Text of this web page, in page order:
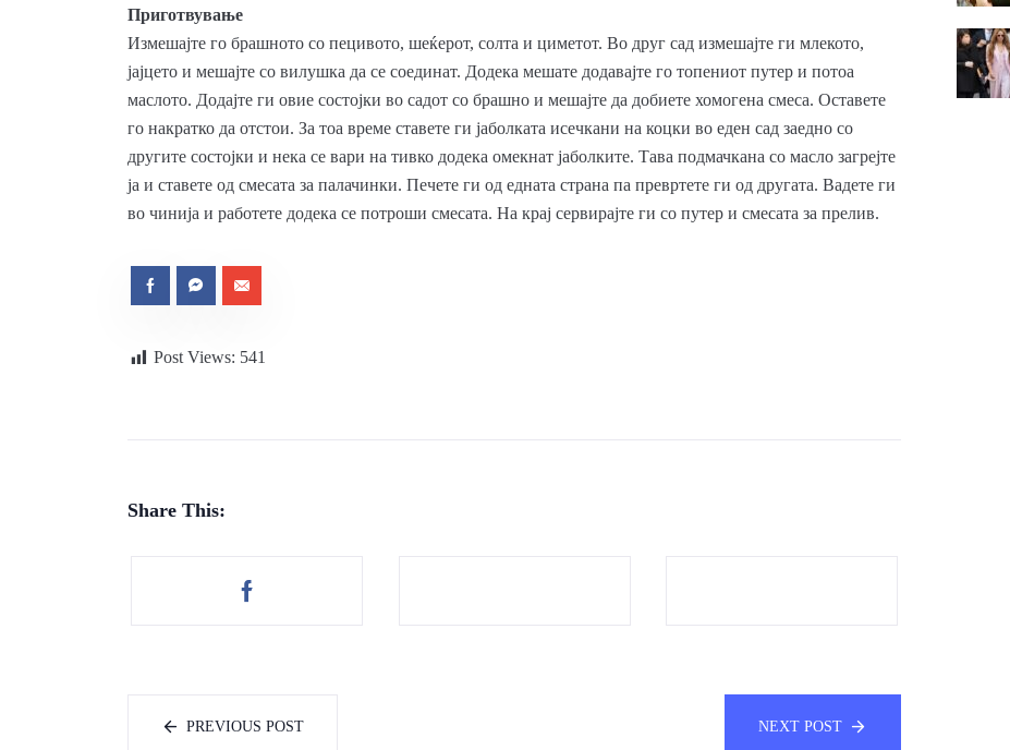
Приготвување
Измешајте го брашното со пецивото, шеќерот, солта и циметот. Во друг сад измешајте ги млекото,
јајцето и мешајте со вилушка да се соединат. Додека мешате додавајте го топениот путер и потоа
маслото. Додајте ги овие состојки во садот со брашно и мешајте да добиете хомогена смеса. Оставете
го накратко да отстои. За тоа време ставете ги јаболката исечкани на коцки во еден сад заедно со
другите состојки и нека се вари на тивко додека омекнат јаболките. Тава подмачкана со масло загрејте
ја и ставете од смесата за палачинки. Печете ги од едната страна па превртете ги од другата. Вадете ги
во чинија и работете додека се потроши смесата. На крај сервирајте ги со путер и смесата за прелив.
Post Views: 541
Share This:
PREVIOUS POST NEXT POST